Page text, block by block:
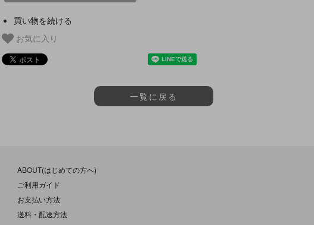
買い物を続ける
お気に入り
一覧に戻る
ABOUT(はじめての方へ)
ご利用ガイド
お支払い方法
送料・配送方法